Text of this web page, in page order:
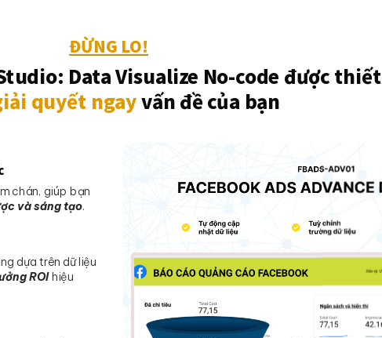
ĐỪNG LO!
Data Visualize No-code được thiết
quyết ngayvấn đề của bạn
chán, giúp bạn
và sáng tạo.
dựa trên dữ liệu
ROIhiệu